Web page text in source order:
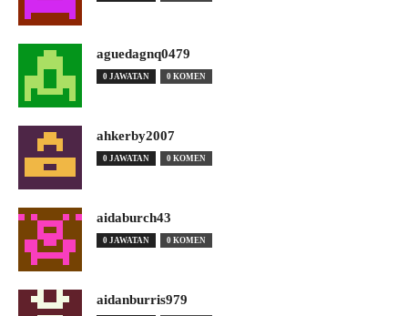
aguedagnq0479
0 JAWATAN 0 KOMEN
ahkerby2007
0 JAWATAN 0 KOMEN
aidaburch43
0 JAWATAN 0 KOMEN
aidanburris979